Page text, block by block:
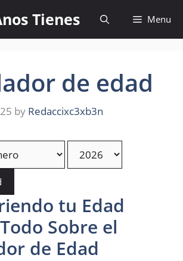
Tienes Menu
de edad
by Redaccixc3xb3n
tu Edad
Sobre el
de Edad